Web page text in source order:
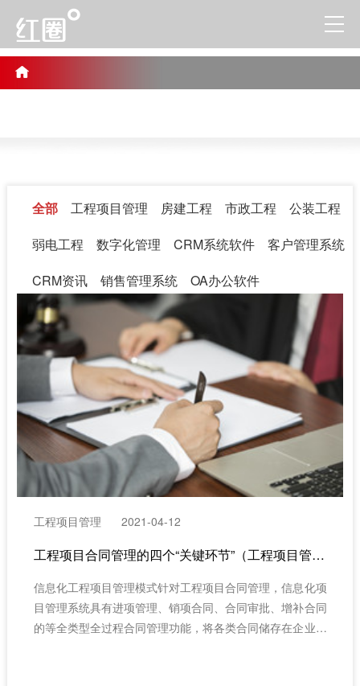
全部 工程项目管理 房建工程 市政工程
公装工程
弱电工程
数字化管理 CRM系统软件
客户管理系统
CRM资讯
销售管理系统 OA办公软件
工程项目管理 2021-04-12
工程项目合同管理的四个“关键环节”（工程项目管理系统）
信息化工程项目管理模式针对工程项目合同管理，信息化项
目管理系统具有进项管理、销项合同、合同审批、增补合同
的等全类型全过程合同管理功能，将各类合同储存在企业云